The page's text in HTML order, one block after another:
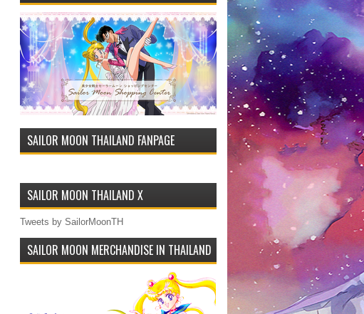
SAILOR MOON THAILAND FANPAGE
SAILOR MOON THAILAND X
Tweets by SailorMoonTH
SAILOR MOON MERCHANDISE IN THAILAND